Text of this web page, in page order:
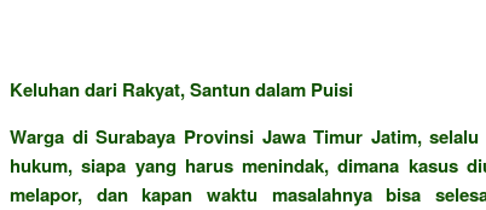
Keluhan dari Rakyat, Santun dalam Puisi
Warga di Surabaya Provinsi Jawa Timur Jatim,
hukum, siapa yang harus menindak, dimana kasus
melapor, dan kapan waktu masalahnya bisa